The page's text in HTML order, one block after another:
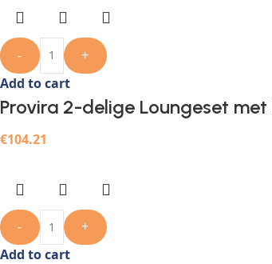
-
+
Add to cart
Provira 2-delige Loungeset
€104.21
-
+
Add to cart